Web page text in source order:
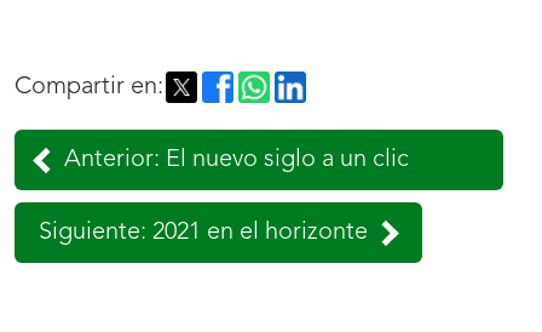
Compartir en:
Anterior: El nuevo siglo a un clic
Siguiente: 2021 en el horizonte